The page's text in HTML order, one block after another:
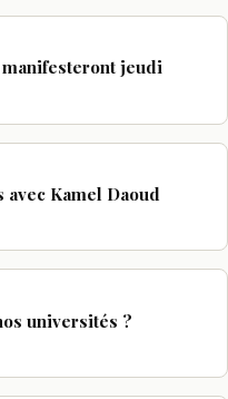
jeudi
Kamel Daoud
universités ?